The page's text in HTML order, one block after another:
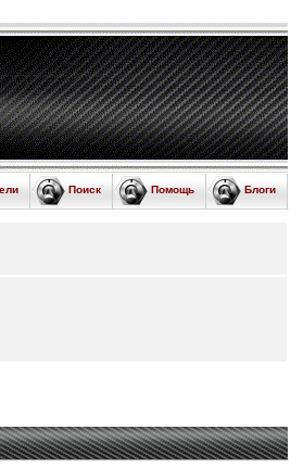
Блоги
Помощь
Поиск